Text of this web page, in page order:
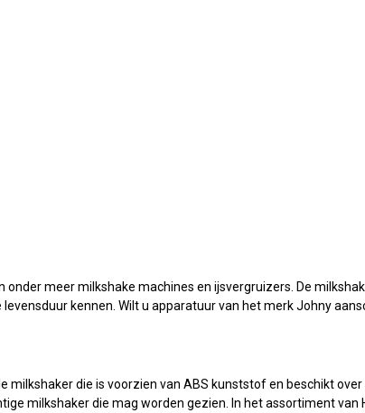
meer milkshake machines en ijsvergruizers. De
kennen. Wilt u apparatuur van het merk Johny
milkshaker die is voorzien van ABS kunststof en beschikt
milkshaker die mag worden gezien. In het assortiment